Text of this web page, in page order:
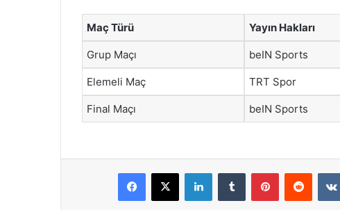
Maç Türü Yayın Hakları
Grup Maçı beIN Sports
Elemeli Maç TRT Spor
Final Maçı beIN Sports
Facebook
X LinkedInTumblr PinterestReddit